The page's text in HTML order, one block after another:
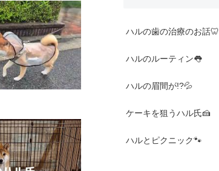
ハルの歯の治療のお話🦷
ハルのルーティン👅
ハルの眉間が!?💦
ケーキを狙うハル氏🍰
ハルとピクニック🐾